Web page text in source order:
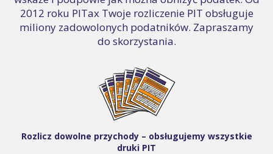
2012 roku PITax Twoje rozliczenie PIT obsługuje
miliony zadowolonych podatników. Zapraszamy
do skorzystania.
Rozlicz dowolne przychody – obsługujemy wszystkie
druki PIT